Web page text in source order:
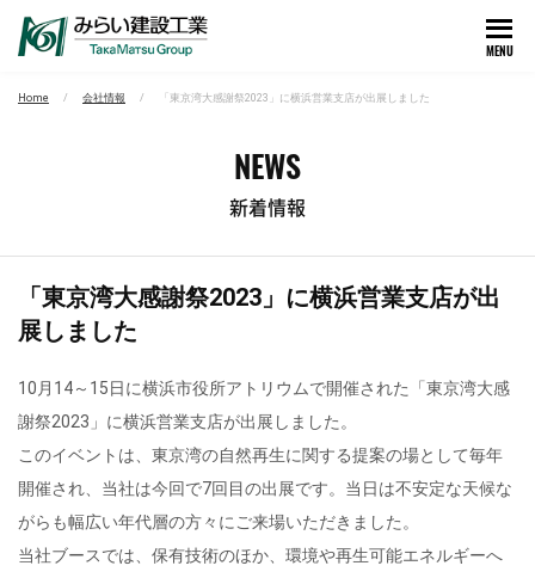
MENU
Home 会社情報 「東京湾大感謝祭2023」に横浜営業支店が出展しました
NEWS
新着情報
「東京湾大感謝祭2023」に横浜営業支店が出
展しました
10月14～15日に横浜市役所アトリウムで開催された「東京湾大感
謝祭2023」に横浜営業支店が出展しました。
このイベントは、東京湾の自然再生に関する提案の場として毎年
開催され、当社は今回で7回目の出展です。当日は不安定な天候な
がらも幅広い年代層の方々にご来場いただきました。
当社ブースでは、保有技術のほか、環境や再生可能エネルギーへ